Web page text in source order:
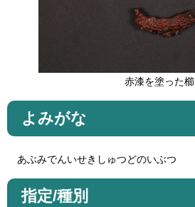
赤漆を塗った櫛
よみがな
あぶみでんいせきしゅつどのいぶつ
指定/種別